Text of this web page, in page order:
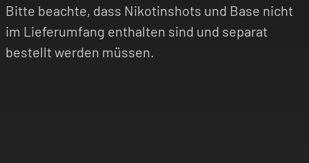
Bitte beachte, dass Nikotinshots und Base nicht
im Lieferumfang enthalten sind und separat
bestellt werden müssen.